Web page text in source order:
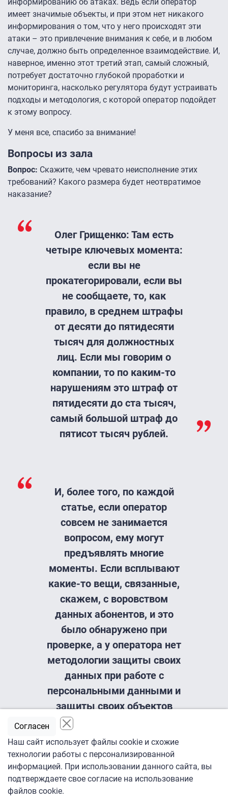
имеет значимые объекты, и при этом нет никакого
информирования о том, что у него происходят эти
атаки – это привлечение внимания к себе, и в любом
случае, должно быть определенное взаимодействие. И,
наверное, именно этот третий этап, самый сложный,
потребует достаточно глубокой проработки и
мониторинга, насколько регулятора будут устраивать
подходы и методология, с которой оператор подойдет
к этому вопросу.
У меня все, спасибо за внимание!
Вопросы из зала
Вопрос: Скажите, чем чревато неисполнение этих
требований? Какого размера будет неотвратимое
наказание?
Олег Грищенко: Там есть
четыре ключевых момента:
если вы не
прокатегорировали, если вы
не сообщаете, то, как
правило, в среднем штрафы
от десяти до пятидесяти
тысяч для должностных
лиц. Если мы говорим о
компании, то по каким-то
нарушениям это штраф от
пятидесяти до ста тысяч,
самый большой штраф до
пятисот тысяч рублей.
И, более того, по каждой
статье, если оператор
совсем не занимается
вопросом, ему могут
предъявлять многие
моменты. Если всплывают
какие-то вещи, связанные,
скажем, с воровством
данных абонентов, и это
было обнаружено при
проверке, а у оператора нет
методологии защиты своих
данных при работе с
персональными данными и
защиты своих объектов
КИИ, то, соответственно,
оператор уже
автоматически подпадает
под статью закона.
Наш сайт использует файлы cookie и схожие
технологии работы с персонализированной
информацией. При использовании данного сайта, вы
подтверждаете свое согласие на использование
файлов cookie.
Согласен